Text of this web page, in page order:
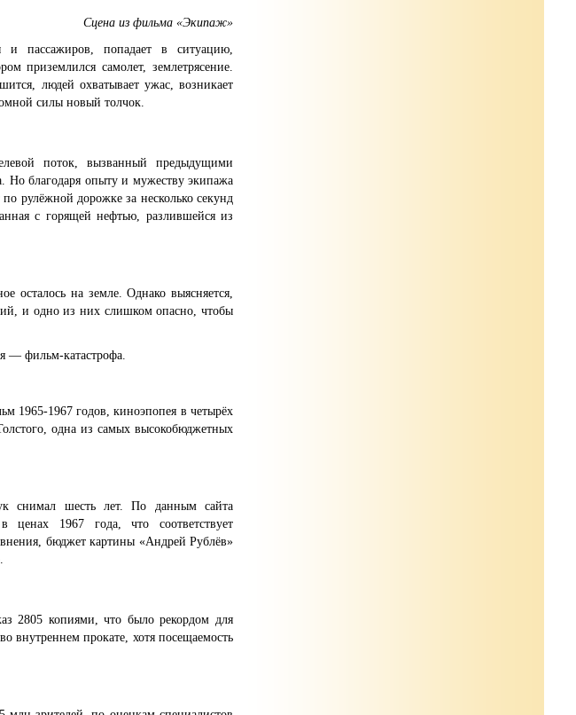
Сцена из фильма «Экипаж»
и пассажиров, попадает в ситуацию,
приземлился самолет, землетрясение.
людей охватывает ужас, возникает
силы новый толчок.
поток, вызванный предыдущими
Но благодаря опыту и мужеству экипажа
по рулёжной дорожке за несколько секунд
с горящей нефтью, разлившейся из
осталось на земле. Однако выясняется,
и одно из них слишком опасно, чтобы
— фильм-катастрофа.
1965-1967 годов, киноэпопея в четырёх
одна из самых высокобюджетных
снимал шесть лет. По данным сайта
1967 года, что соответствует
бюджет картины «Андрей Рублёв»
2805 копиями, что было рекордом для
внутреннем прокате, хотя посещаемость